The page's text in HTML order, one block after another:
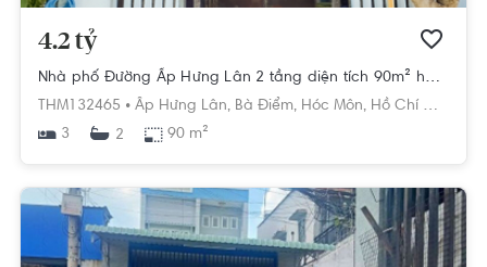
4.2 tỷ
Nhà phố Đường Ấp Hưng Lân 2 tầng diện tích 90m² hướng đông nam pháp lý sổ hồng.
THM132465 • Ấp Hưng Lân, Bà Điểm, Hóc Môn, Hồ Chí Minh
3
2 90 m²